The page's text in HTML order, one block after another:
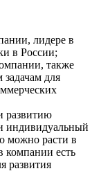
лидере в
в России;
также
для
развитию
индивидуальный
можно расти в
компании есть
развития